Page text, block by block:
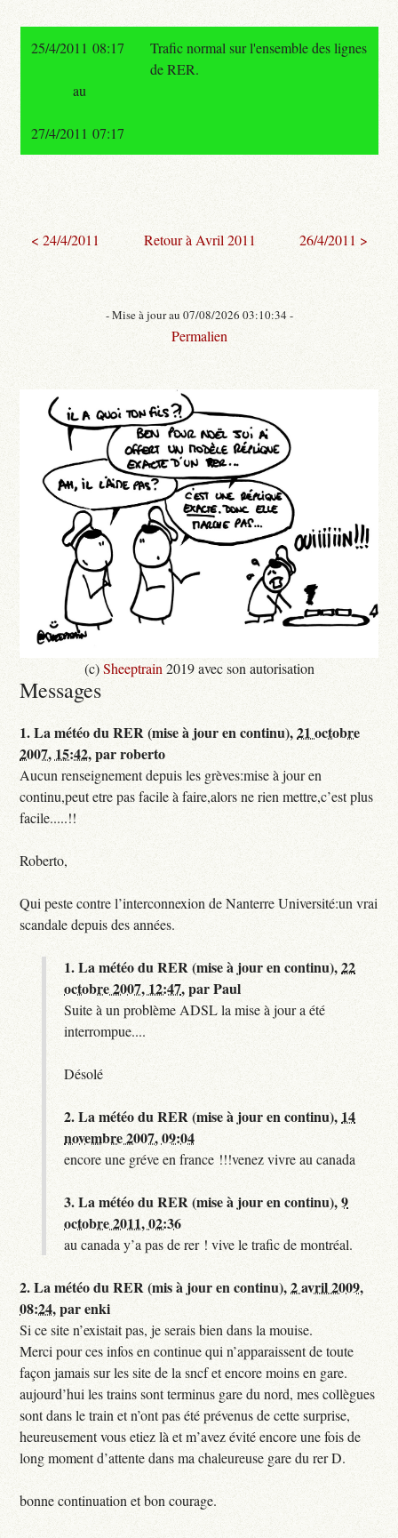
25/4/2011 08:17
Trafic normal sur l'ensemble des lignes
de RER.
au
27/4/2011 07:17
< 24/4/2011 Retour à Avril 2011 26/4/2011 >
- Mise à jour au 07/08/2026 03:10:34 -
Permalien
(c)Sheeptrain 2019 avec son autorisation
Messages
1.La météo du RER (mise à jour en continu),21 octobre
2007, 15:42,parroberto
Aucun renseignement depuis les grèves:mise à jour en
continu,peut etre pas facile à faire,alors ne rien mettre,c’est plus
facile.....!!
Roberto,
Qui peste contre l’interconnexion de Nanterre Université:un vrai
scandale depuis des années.
1.La météo du RER (mise à jour en continu),22
octobre 2007, 12:47,parPaul
Suite à un problème ADSL la mise à jour a été
interrompue....
Désolé
2.La météo du RER (mise à jour en continu), 14
novembre 2007, 09:04
encore une gréve en france !!!venez vivre au canada
3.La météo du RER (mise à jour en continu),9
octobre 2011, 02:36
au canada y’a pas de rer ! vive le trafic de montréal.
2.La météo du RER (mis à jour en continu),2 avril 2009,
08:24,parenki
Si ce site n’existait pas, je serais bien dans la mouise.
Merci pour ces infos en continue qui n’apparaissent de toute
façon jamais sur les site de la sncf et encore moins en gare.
aujourd’hui les trains sont terminus gare du nord, mes collègues
sont dans le train et n’ont pas été prévenus de cette surprise,
heureusement vous etiez là et m’avez évité encore une fois de
long moment d’attente dans ma chaleureuse gare du rer D.
bonne continuation et bon courage.